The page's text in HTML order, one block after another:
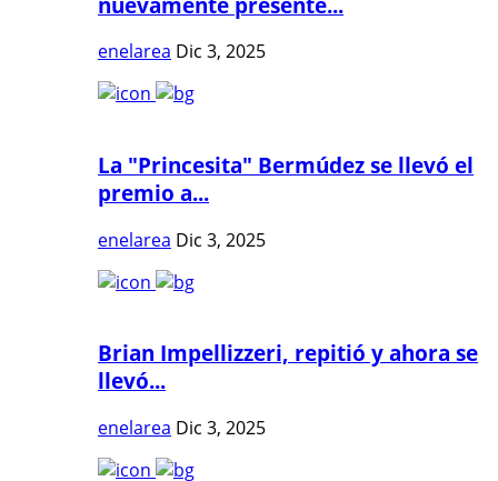
enelarea Dic 3, 2025
La "Princesita" Bermúdez se llevó el
premio a...
enelarea Dic 3, 2025
Brian Impellizzeri, repitió y ahora se
llevó...
enelarea Dic 3, 2025